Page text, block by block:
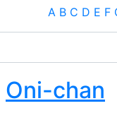
A B C D E F
Oni-chan